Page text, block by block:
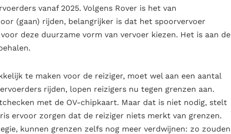
vanaf 2025. Volgens Rover is het van
(gaan) rijden, belangrijker is dat het spoorvervoer
deze duurzame vorm van vervoer kiezen. Het is aan de
te maken voor de reiziger, moet wel aan een aantal
rijden, lopen reizigers nu tegen grenzen aan.
met de OV-chipkaart. Maar dat is niet nodig, stelt
ervoor zorgen dat de reiziger niets merkt van grenzen.
kunnen grenzen zelfs nog meer verdwijnen: zo zouden